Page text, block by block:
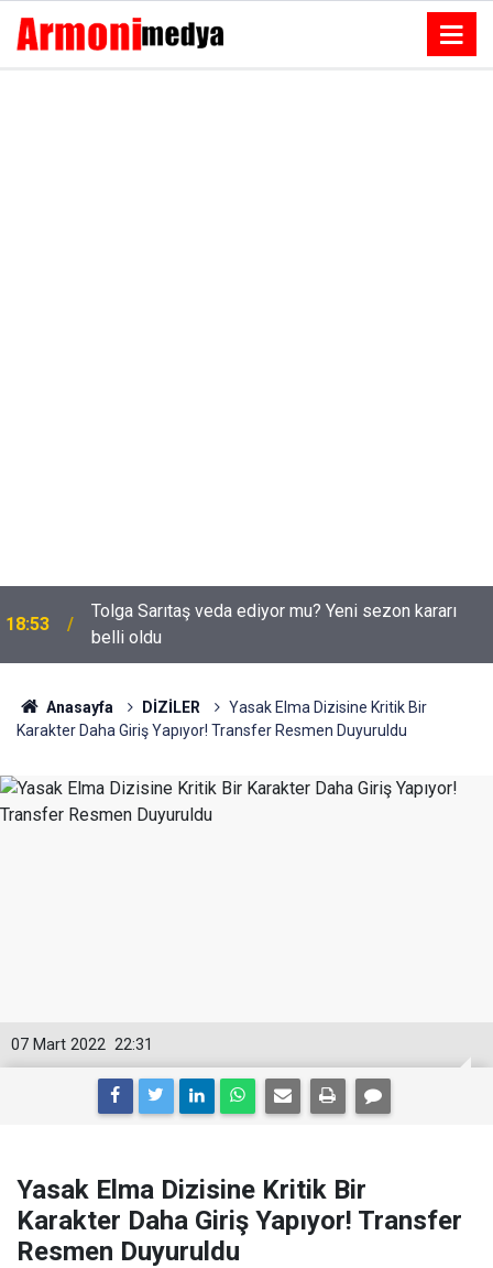
18:53
Tolga Sarıtaş veda ediyor mu? Yeni sezon kararı
belli oldu
Anasayfa DİZİLER
Yasak Elma Dizisine Kritik Bir
Karakter Daha Giriş Yapıyor! Transfer Resmen Duyuruldu
22:31
07 Mart 2022
Yasak Elma Dizisine Kritik Bir
Karakter Daha Giriş Yapıyor! Transfer
Resmen Duyuruldu